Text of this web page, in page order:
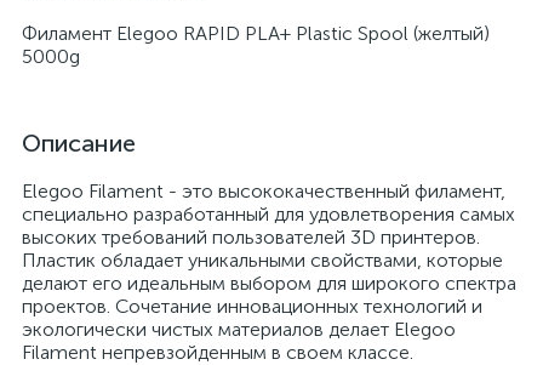
Филамент Elegoo RAPID PLA+ Plastic Spool (желтый)
5000g
Описание
Elegoo Filament - это высококачественный филамент,
специально разработанный для удовлетворения самых
высоких требований пользователей 3D принтеров.
Пластик обладает уникальными свойствами, которые
делают его идеальным выбором для широкого спектра
проектов. Сочетание инновационных технологий и
экологически чистых материалов делает Elegoo
Filament непревзойденным в своем классе.